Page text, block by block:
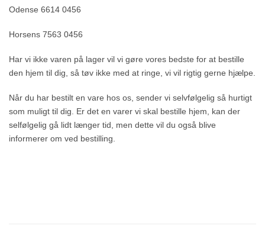
Odense 6614 0456
Horsens 7563 0456
Har vi ikke varen på lager vil vi gøre vores bedste for at bestille
den hjem til dig, så tøv ikke med at ringe, vi vil rigtig gerne hjælpe.
Når du har bestilt en vare hos os, sender vi selvfølgelig så hurtigt
som muligt til dig. Er det en varer vi skal bestille hjem, kan der
selfølgelig gå lidt længer tid, men dette vil du også blive
informerer om ved bestilling.